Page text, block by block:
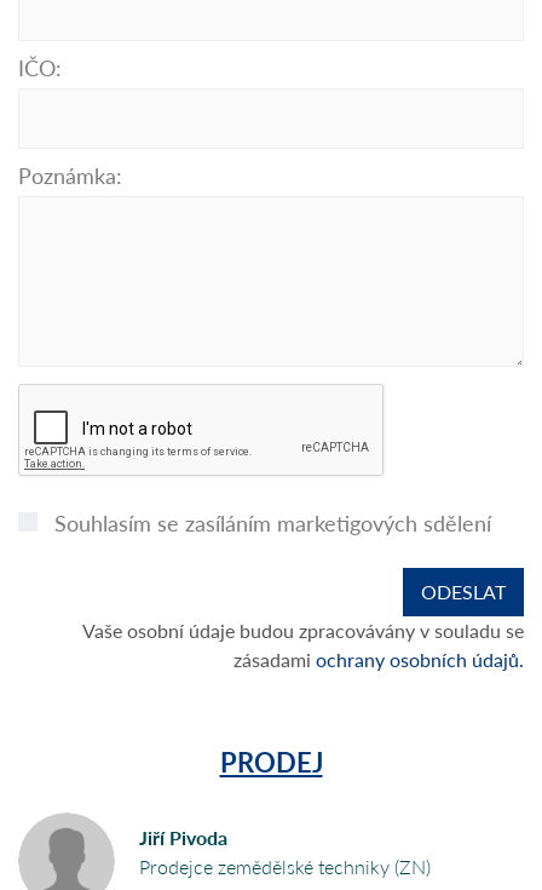
IČO:
Poznámka:
Souhlasím se zasíláním marketigových sdělení
Vaše osobní údaje budou zpracovávány v souladu se
zásadami ochrany osobních údajů.
PRODEJ
Jiří Pivoda
Prodejce zemědělské techniky (ZN)